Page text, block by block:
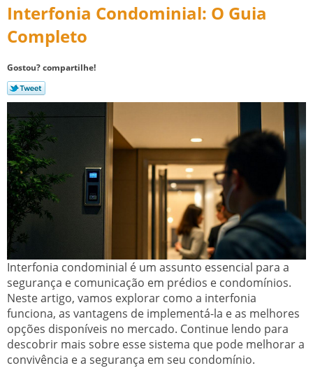
Interfonia Condominial: O Guia
Completo
Gostou? compartilhe!
Interfonia condominial é um assunto essencial para a
segurança e comunicação em prédios e condomínios.
Neste artigo, vamos explorar como a interfonia
funciona, as vantagens de implementá-la e as melhores
opções disponíveis no mercado. Continue lendo para
descobrir mais sobre esse sistema que pode melhorar a
convivência e a segurança em seu condomínio.